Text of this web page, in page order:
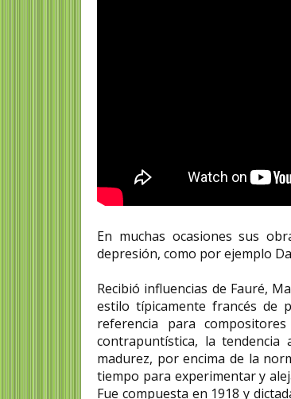
En muchas ocasiones sus
depresión, como por ejemplo
Recibió influencias de Fauré,
estilo típicamente francés de
referencia para
contrapuntística, la
madurez, por encima de la
tiempo para experimentar y
Fue compuesta en 1918 y